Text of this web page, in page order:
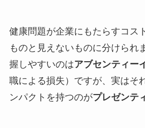
健康問題が企業にもたらすコス
ものと見えないものに分けられ
握しやすいのはアブセンティー
職による損失）ですが、実はそ
ンパクトを持つのがプレゼンテ